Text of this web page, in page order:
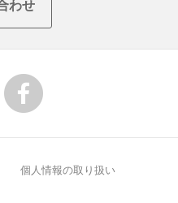
わせ
個人情報の取り扱い